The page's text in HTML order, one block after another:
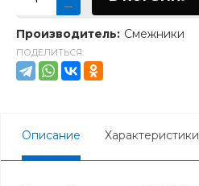
Производитель: Смежники
ПОДЕЛИТЬСЯ:
Описание Характеристики